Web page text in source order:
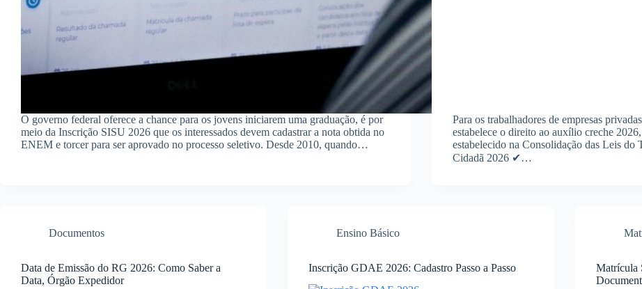
O governo federal oferece a chance para os jovens iniciarem uma graduação, é por
meio da Inscrição SISU 2026 que os interessados devem cadastrar a nota obtida no
ENEM e torcer para ser aprovado no processo seletivo. Desde 2010, quando…
Para os trabalhadores de empresas
estabelece o direito ao auxílio creche
estabelecido na Consolidação das Leis
Cidadã 2026 ✔…
Documentos
Data de Emissão do RG 2026: Como Saber a
Data, Órgão Expedidor
Ensino Básico
Inscrição GDAE 2026: Cadastro Passo a Passo
Matrícula